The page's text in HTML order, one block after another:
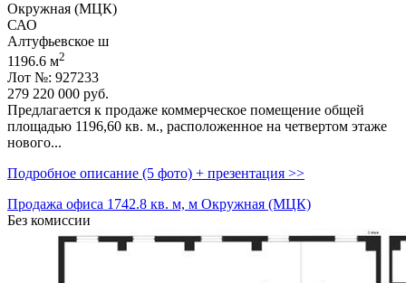
Окружная (МЦК)
САО
Алтуфьевское ш
1196.6 м2
Лот №: 927233
279 220 000 руб.
Предлагается к продаже коммерческое помещение общей
площадью 1196,­60 кв. м.,­ расположенное на четвертом этаже
нового...
Подробное описание (5 фото) + презентация >>
Продажа офиса 1742.8 кв. м, м Окружная (МЦК)
Без комиссии